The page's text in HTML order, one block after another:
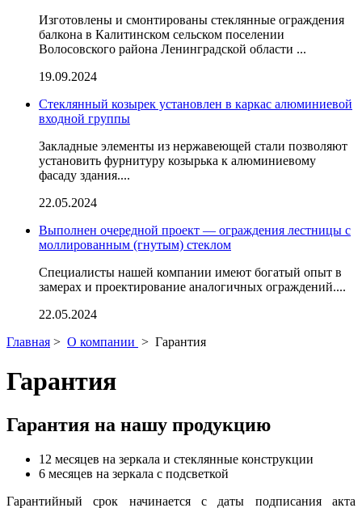
Изготовлены и смонтированы стеклянные ограждения
балкона в Калитинском сельском поселении
Волосовского района Ленинградской области ...
19.09.2024
Стеклянный козырек установлен в каркас алюминиевой
входной группы
Закладные элементы из нержавеющей стали позволяют
установить фурнитуру козырька к алюминиевому
фасаду здания....
22.05.2024
Выполнен очередной проект — ограждения лестницы с
моллированным (гнутым) стеклом
Специалисты нашей компании имеют богатый опыт в
замерах и проектирование аналогичных ограждений....
22.05.2024
Главная > О компании > Гарантия
Гарантия
Гарантия на нашу продукцию
12 месяцев на зеркала и стеклянные конструкции
6 месяцев на зеркала с подсветкой
Гарантийный срок начинается с даты подписания акта